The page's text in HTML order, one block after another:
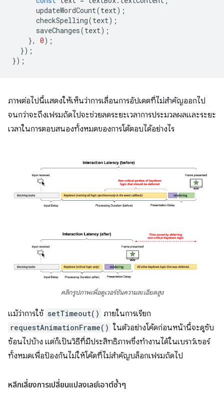
updateWordCount(text);
checkSpelling(text);
saveChanges(text);
},
0);
});
});
ภาพต่อไปนี้แสดงให้เห็นว่าการเลื่อนการอัปเดตที่ไม่สำคัญออกไป
จนกว่าจะถึงเฟรมถัดไปจะช่วยลดระยะเวลาการประมวลผลและระยะ
เวลาในการตอบสนองทั้งหมดของการโต้ตอบได้อย่างไร
คลิกรูปภาพเพื่อดูเวอร์ชันความละเอียดสูง
แม้ว่าการใช้ setTimeout() ภายในการเรียก
requestAnimationFrame() ในตัวอย่างโค้ดก่อนหน้านี้จะดูซับ
ซ้อนไปบ้าง แต่ก็เป็นวิธีที่มีประสิทธิภาพซึ่งทำงานได้ในเบราว์เซอร์
ทั้งหมดเพื่อป้องกันไม่ให้โค้ดที่ไม่สำคัญบล็อกเฟรมถัดไป
หลีกเลี่ยงการเปลี่ยนแปลงเลย์เอาต์ซ้ำๆ